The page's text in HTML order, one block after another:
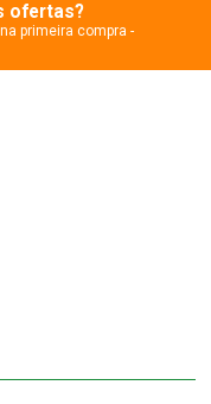
ofertas?
primeira compra -